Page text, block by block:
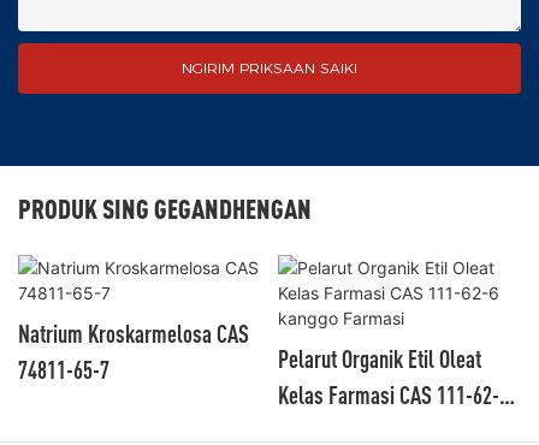
NGIRIM PRIKSAAN SAIKI
PRODUK SING GEGANDHENGAN
Natrium Kroskarmelosa CAS
74811-65-7
Pelarut Organik Etil Oleat
Kelas Farmasi CAS 111-62-6